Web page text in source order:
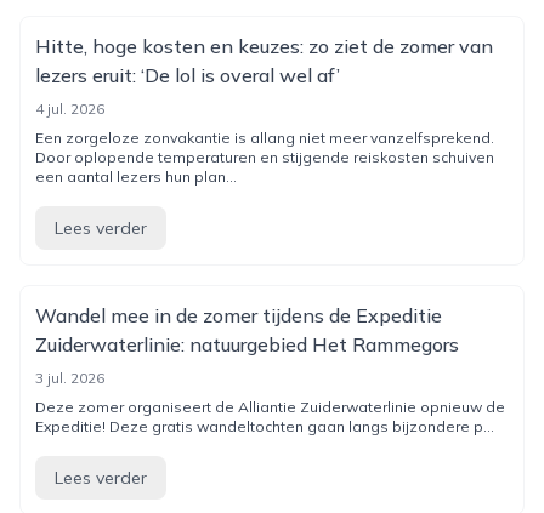
Hitte, hoge kosten en keuzes: zo ziet de zomer van
lezers eruit: ‘De lol is overal wel af’
4 jul. 2026
Een zorgeloze zonvakantie is allang niet meer vanzelfsprekend.
Door oplopende temperaturen en stijgende reiskosten schuiven
een aantal lezers hun plan...
Lees verder
Wandel mee in de zomer tijdens de Expeditie
Zuiderwaterlinie: natuurgebied Het Rammegors
3 jul. 2026
Deze zomer organiseert de Alliantie Zuiderwaterlinie opnieuw de
Expeditie! Deze gratis wandeltochten gaan langs bijzondere p...
Lees verder